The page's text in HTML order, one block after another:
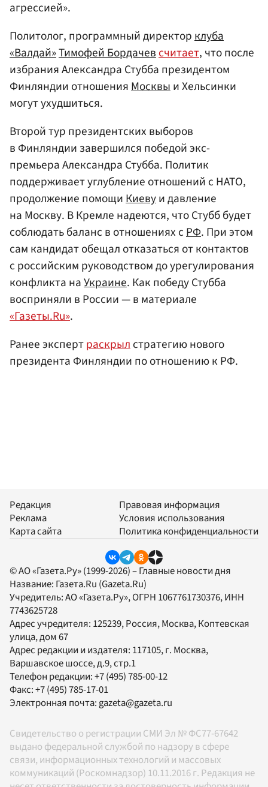
агрессией».
Политолог, программный директорклуба
«Валдай»Тимофей Бордачевсчитает, что после
избрания Александра Стубба президентом
Финляндии отношенияМосквыи Хельсинки
могут ухудшиться.
Второй тур президентских выборов
в Финляндии завершился победой экс-
премьера Александра Стубба. Политик
поддерживает углубление отношений с НАТО,
продолжение помощиКиевуи давление
на Москву. В Кремле надеются, что Стубб будет
соблюдать баланс в отношениях сРФ. При этом
сам кандидат обещал отказаться от контактов
с российским руководством до урегулирования
конфликта наУкраине. Как победу Стубба
восприняли в России — в материале
«Газеты.Ru».
Ранее экспертраскрылстратегию нового
президента Финляндии по отношению к РФ.
Редакция
Реклама
Карта сайта
Правовая информация
Условия использования
Политика конфиденциальности
© АО «Газета.Ру» (1999-2026) – Главные новости дня
Название: Газета.Ru (Gazeta.Ru)
Учредитель:АО «Газета.Ру», ОГРН 1067761730376, ИНН
7743625728
Адрес учредителя: 125239, Россия, Москва, Коптевская
улица, дом 67
Адрес редакции и издателя: 117105, г. Москва,
Варшавское шоссе, д.9, стр.1
Телефон редакции:+7 (495) 785-00-12
Факс:+7 (495) 785-17-01
Электронная почта: gazeta@gazeta.ru
Свидетельство о регистрации СМИ Эл № ФС77-67642
выдано федеральной службой по надзору в сфере
связи, информационных технологий и массовых
коммуникаций (Роскомнадзор) 10.11.2016 г. Редакция не